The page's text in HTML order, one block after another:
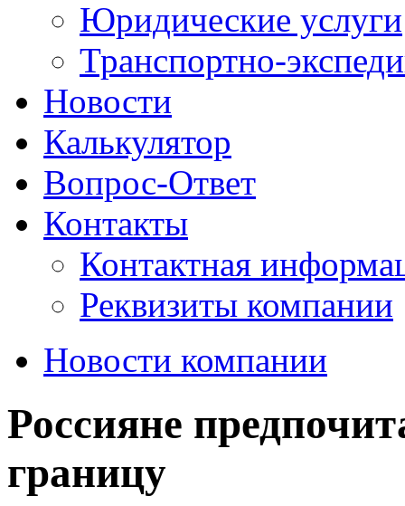
Юридические услуги
Транспортно-
Новости
Калькулятор
Вопрос-Ответ
Контакты
Контактная
Реквизиты компании
Новости компании
Россияне
границу